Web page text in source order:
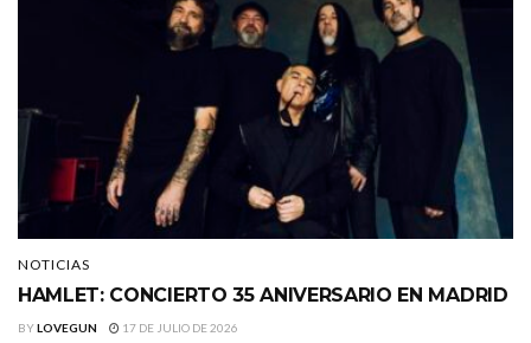
NOTICIAS
HAMLET: CONCIERTO 35 ANIVERSARIO EN MADRID
BYLOVEGUN 17 DE JULIO DE 2026